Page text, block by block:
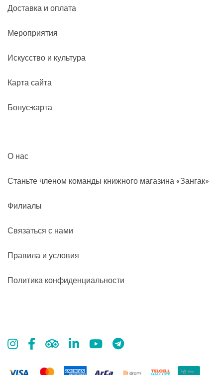
Доставка и оплата
Мероприятия
Искусство и культура
Карта сайта
Бонус-карта
О нас
Станьте членом команды книжного магазина «Зангак»
Филиалы
Связаться с нами
Правила и условия
Политика конфиденциальности